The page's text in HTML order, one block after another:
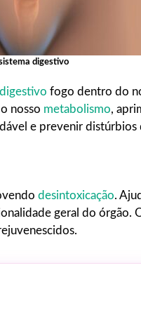
digestivo
digestivo fogo dentro do
nosso metabolismo,
e prevenir distúrbios
desintoxicação.
geral do órgão.